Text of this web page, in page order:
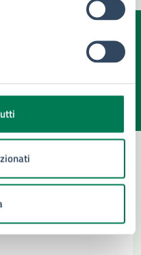
su questa
valutare la chiarezza delle
5